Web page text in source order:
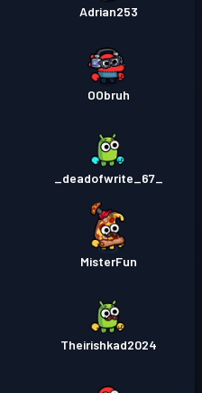
Adrian253
OObruh
_deadofwrite_67_
MisterFun
Theirishkad2024